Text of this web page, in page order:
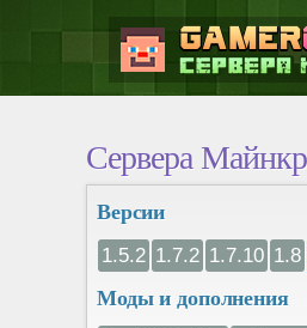
Сервера
Версии
1.5.2 1.7.2 1.7.10 1.8
Моды и дополнения